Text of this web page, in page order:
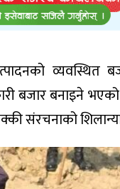
व्यवस्थित
बजार बनाइने
संरचनाको